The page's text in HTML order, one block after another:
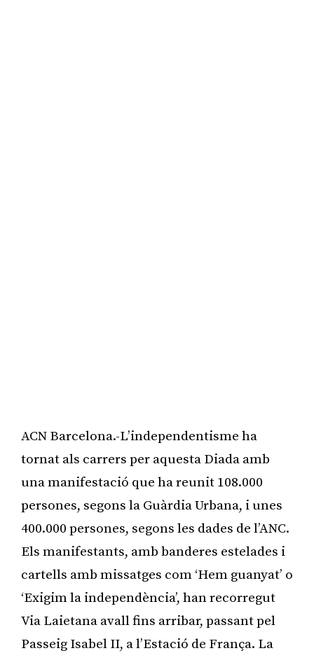
ACN Barcelona.-L’independentisme ha
tornat als carrers per aquesta Diada amb
una manifestació que ha reunit 108.000
persones, segons la Guàrdia Urbana, i unes
400.000 persones, segons les dades de l’ANC.
Els manifestants, amb banderes estelades i
cartells amb missatges com ‘Hem guanyat’ o
‘Exigim la independència’, han recorregut
Via Laietana avall fins arribar, passant pel
Passeig Isabel II, a l’Estació de França. La